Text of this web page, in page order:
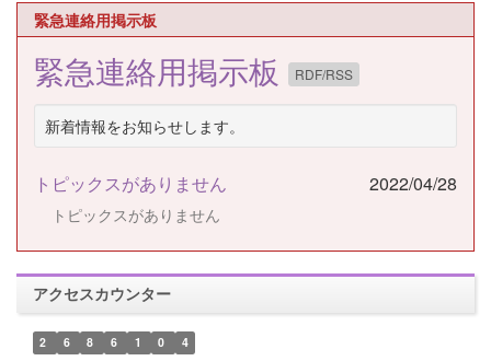
緊急連絡用掲示板
緊急連絡用掲示板 RDF/RSS
新着情報をお知らせします。
トピックスがありません 2022/04/28
トピックスがありません
アクセスカウンター
2 6 8 6 1 0 4